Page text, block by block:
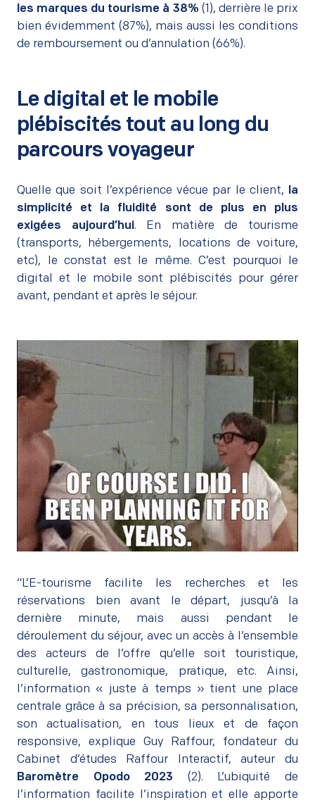
les marques du tourisme à 38% (1), derrière le prix
bien évidemment (87%), mais aussi les conditions
de remboursement ou d’annulation (66%).
Le digital et le mobile
plébiscités tout au long du
parcours voyageur
Quelle que soit l’expérience vécue par le client,
la
simplicité et la fluidité sont de plus en plus
exigées aujourd’hui. En matière de tourisme
(transports, hébergements, locations de voiture,
etc), le constat est le même. C’est pourquoi le
digital et le mobile sont plébiscités pour gérer
avant, pendant et après le séjour.
“L’E-tourisme facilite les recherches et les
réservations bien avant le départ, jusqu’à la
dernière minute, mais aussi pendant le
déroulement du séjour, avec un accès à l’ensemble
des acteurs de l’offre qu’elle soit touristique,
culturelle, gastronomique, pratique, etc. Ainsi,
l’information « juste à temps » tient une place
centrale grâce à sa précision, sa personnalisation,
son actualisation, en tous lieux et de façon
responsive, explique Guy Raffour, fondateur du
Cabinet d’études Raffour Interactif, auteur du
Baromètre Opodo 2023 (2).
L’ubiquité de
l’information facilite l’inspiration et elle apporte